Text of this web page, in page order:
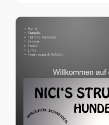
Bedürfnisse Ihres
Wünsche einzugehen.
für Haustiere in
Hofheim, Eschborn,